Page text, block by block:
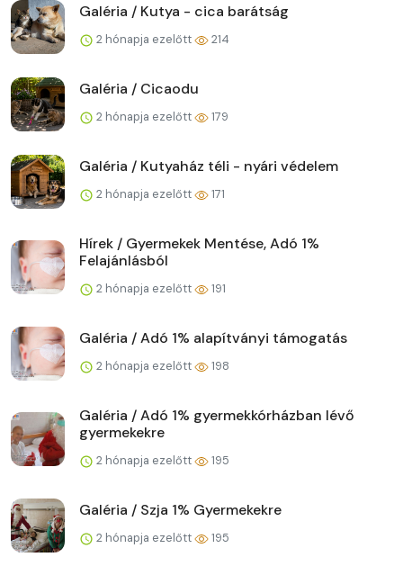
Galéria / Kutya - cica barátság
2 hónapja ezelőtt 214
Galéria / Cicaodu
2 hónapja ezelőtt 179
Galéria / Kutyaház téli - nyári védelem
2 hónapja ezelőtt 171
Hírek / Gyermekek Mentése, Adó 1%
Felajánlásból
2 hónapja ezelőtt 191
Galéria / Adó 1% alapítványi támogatás
2 hónapja ezelőtt 198
Galéria / Adó 1% gyermekkórházban lévő
gyermekekre
2 hónapja ezelőtt 195
Galéria / Szja 1% Gyermekekre
2 hónapja ezelőtt 195